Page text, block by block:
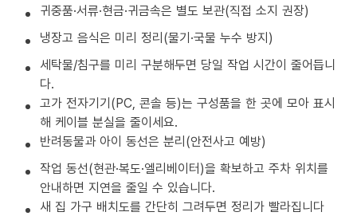
귀중품·서류·현금·귀금속은 별도 보관(직접 소지 권장)
냉장고 음식은 미리 정리(물기·국물 누수 방지)
세탁물/침구를 미리 구분해두면 당일 작업 시간이 줄어듭니
다.
고가 전자기기(PC, 콘솔 등)는 구성품을 한 곳에 모아 표시
해 케이블 분실을 줄이세요.
반려동물과 아이 동선은 분리(안전사고 예방)
작업 동선(현관·복도·엘리베이터)을 확보하고 주차 위치를
안내하면 지연을 줄일 수 있습니다.
새 집 가구 배치도를 간단히 그려두면 정리가 빨라집니다